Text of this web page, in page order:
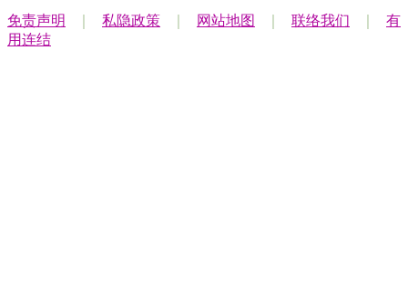
免责声明 私隐政策 网站地图 联络我们
有
用连结